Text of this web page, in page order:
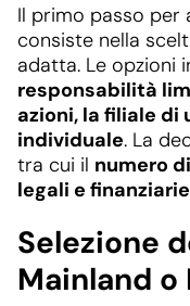
Il primo passo per
consiste nella
adatta. Le opzioni
responsabilità
azioni, la filiale
individuale. La
tra cui il numero
legali e finanziarie
Selezione
Mainland o